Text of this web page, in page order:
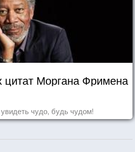
цитат Моргана Фримена
чудо, будь чудом!